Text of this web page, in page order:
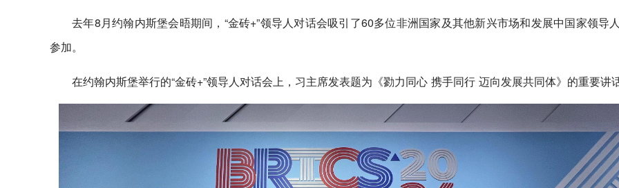
去年8月约翰内斯堡会晤期间，“金砖+”领导人对话会吸引了60多位非洲国家及其他新兴市场和发展中国家领导
参加。
在约翰内斯堡举行的“金砖+”领导人对话会上，习主席发表题为《勠力同心 携手同行 迈向发展共同体》的重要讲话